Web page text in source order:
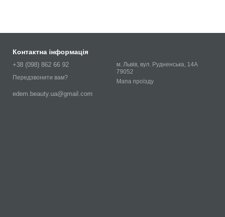
Контактна інформація
+38 (098) 862 66 92
Передзвонити вам?
edem.beauty.ua@gmail.com
м. Львів, вул. Рудненська, 14А
79052
Мапа проїзду